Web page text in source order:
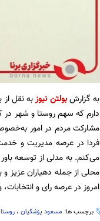
به گزارشبولتن نیوزبه نقل
دارم که سهم روستا و شهر
مشارکت مردم در امور به‌خصوص
فردا در عرصه مدیریت و
می‌کنم. به مدلی از توسعه
محلی از جمله دهیاران عزیز
امروز در عرصه رای و
برچسب ها: مسعود پزشکیان، روستا